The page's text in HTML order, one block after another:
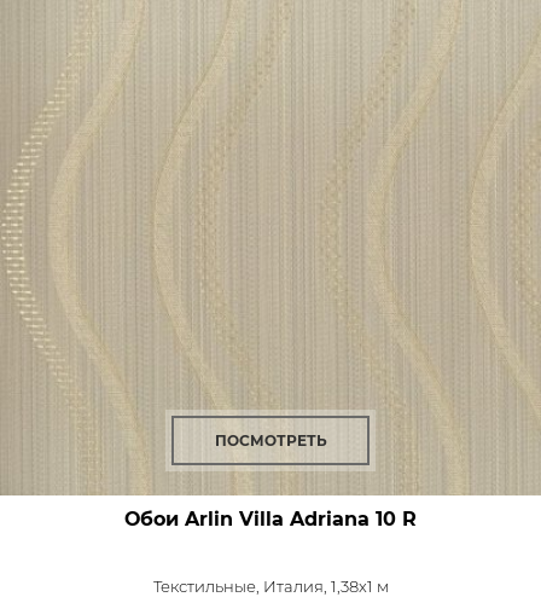
ПОСМОТРЕТЬ
Обои Arlin Villa Adriana 10 R
Текстильные, Италия, 1,38x1 м